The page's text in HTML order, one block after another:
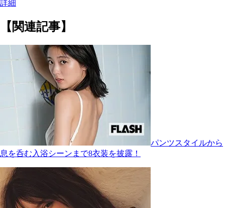
詳細
【関連記事】
パンツスタイルから
息を呑む入浴シーンまで8衣装を披露！